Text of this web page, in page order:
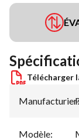
Télécharger
Manufacturier:
Modèle: